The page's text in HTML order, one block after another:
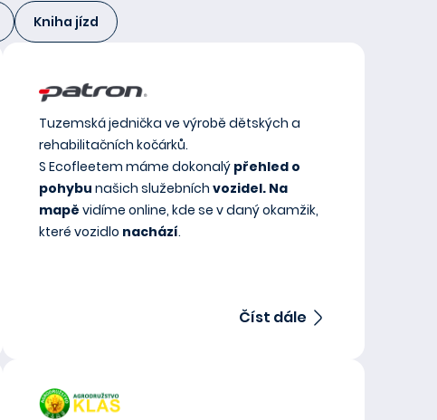
Kniha jízd
Tuzemská jednička ve výrobě dětských a
rehabilitačních kočárků.
S Ecofleetem máme dokonalý přehled o
pohybu našich služebních vozidel. Na
mapě vidíme online, kde se v daný okamžik,
které vozidlo nachází.
Číst dále